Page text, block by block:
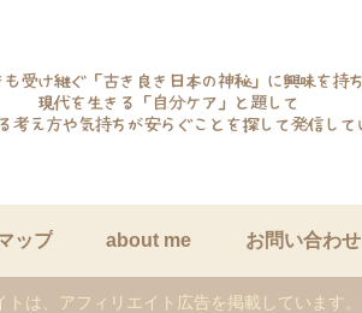
ップ about me お問い合わせ
は、アフィリエイト広告を掲載しています。